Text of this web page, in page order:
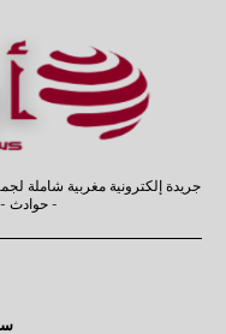
جريدة إلكترونية مغربية شاملة
- حوادث -